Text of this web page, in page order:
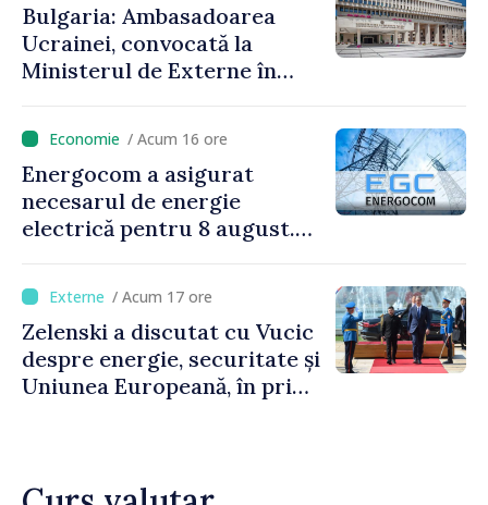
Bulgaria: Ambasadoarea
Ucrainei, convocată la
Ministerul de Externe în
/ Acum 16 ore
Energocom a asigurat
necesarul de energie
electrică pentru 8 august.
cetățenii să reducă
consumul în orele de vârf
/ Acum 17 ore
Zelenski a discutat cu Vucic
despre energie, securitate și
Uniunea Europeană, în prima